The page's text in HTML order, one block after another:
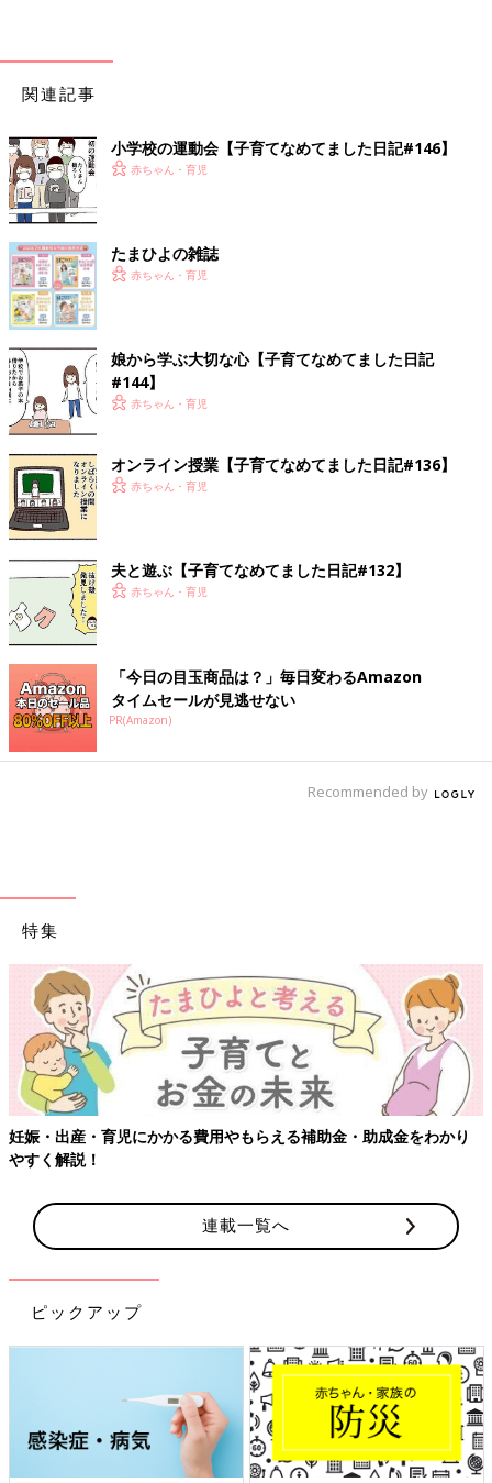
関連記事
小学校の運動会【子育てなめてました日記#146】
赤ちゃん・育児
たまひよの雑誌
赤ちゃん・育児
娘から学ぶ大切な心【子育てなめてました日記
#144】
赤ちゃん・育児
オンライン授業【子育てなめてました日記#136】
赤ちゃん・育児
夫と遊ぶ【子育てなめてました日記#132】
赤ちゃん・育児
「今日の目玉商品は？」毎日変わるAmazon
タイムセールが見逃せない
PR(Amazon)
Recommended by
特集
妊娠・出産・育児にかかる費用やもらえる補助金・助成金をわかり
やすく解説！
連載一覧へ
ピックアップ